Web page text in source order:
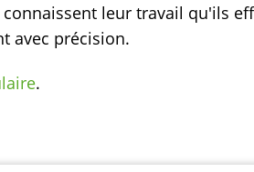
connaissent leur travail qu'ils
avec précision.
.